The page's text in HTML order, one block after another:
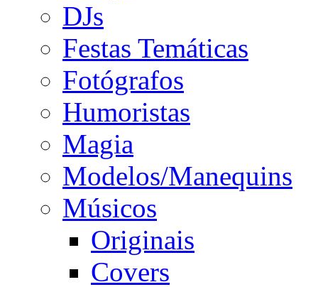
DJs
Festas Temáticas
Fotógrafos
Humoristas
Magia
Modelos/Manequins
Músicos
Originais
Covers